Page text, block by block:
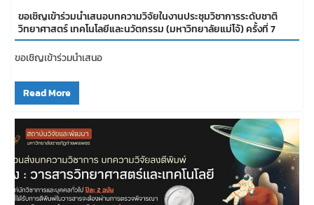
ขอเชิญเข้าร่วมนำเสนอบทความวิจัยในงานประชุมวิชาการระดับชาติ
วิทยาศาสตร์ เทคโนโลยีและนวัตกรรม (มหาวิทยาลัยแม่โจ้) ครั้งที่ 7
ขอเชิญเข้าร่วมนำเสนอ
Read More